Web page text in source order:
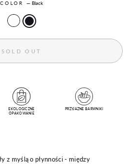
COLOR— Black
SOLD OUT
EKOLOGICZNE
OPAKOWANIE
PRZYJAZNE BARWNIKI
z myślą o płynności - między